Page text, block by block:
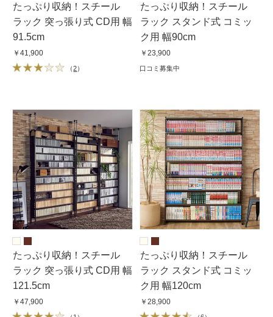
たっぷり収納！スチール
ラック 突っ張り式 CD用 幅
91.5cm
￥41,900
（2）
たっぷり収納！スチール
ラック スタンド式 コミッ
ク用 幅90cm
￥23,900
口コミ募集中
たっぷり収納！スチール
ラック 突っ張り式 CD用 幅
121.5cm
￥47,900
たっぷり収納！スチール
ラック スタンド式 コミッ
ク用 幅120cm
￥28,900